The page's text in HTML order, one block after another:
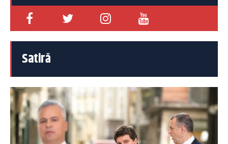
Satiră